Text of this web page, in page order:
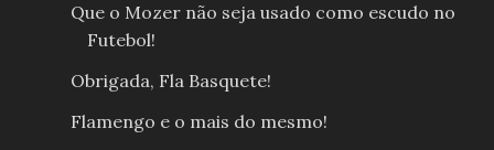
Que o Mozer não seja usado como escudo no
Futebol!
Obrigada, Fla Basquete!
Flamengo e o mais do mesmo!